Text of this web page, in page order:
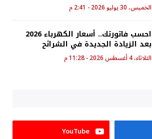
الخميس، 30 يوليو 2026 - 2:41 م
احسب فاتورتك.. أسعار الكهرباء 2026
بعد الزيادة الجديدة في الشرائح
الثلاثاء، 4 أغسطس 2026 - 11:28 م
YouTube